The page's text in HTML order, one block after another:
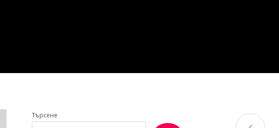
Търсене